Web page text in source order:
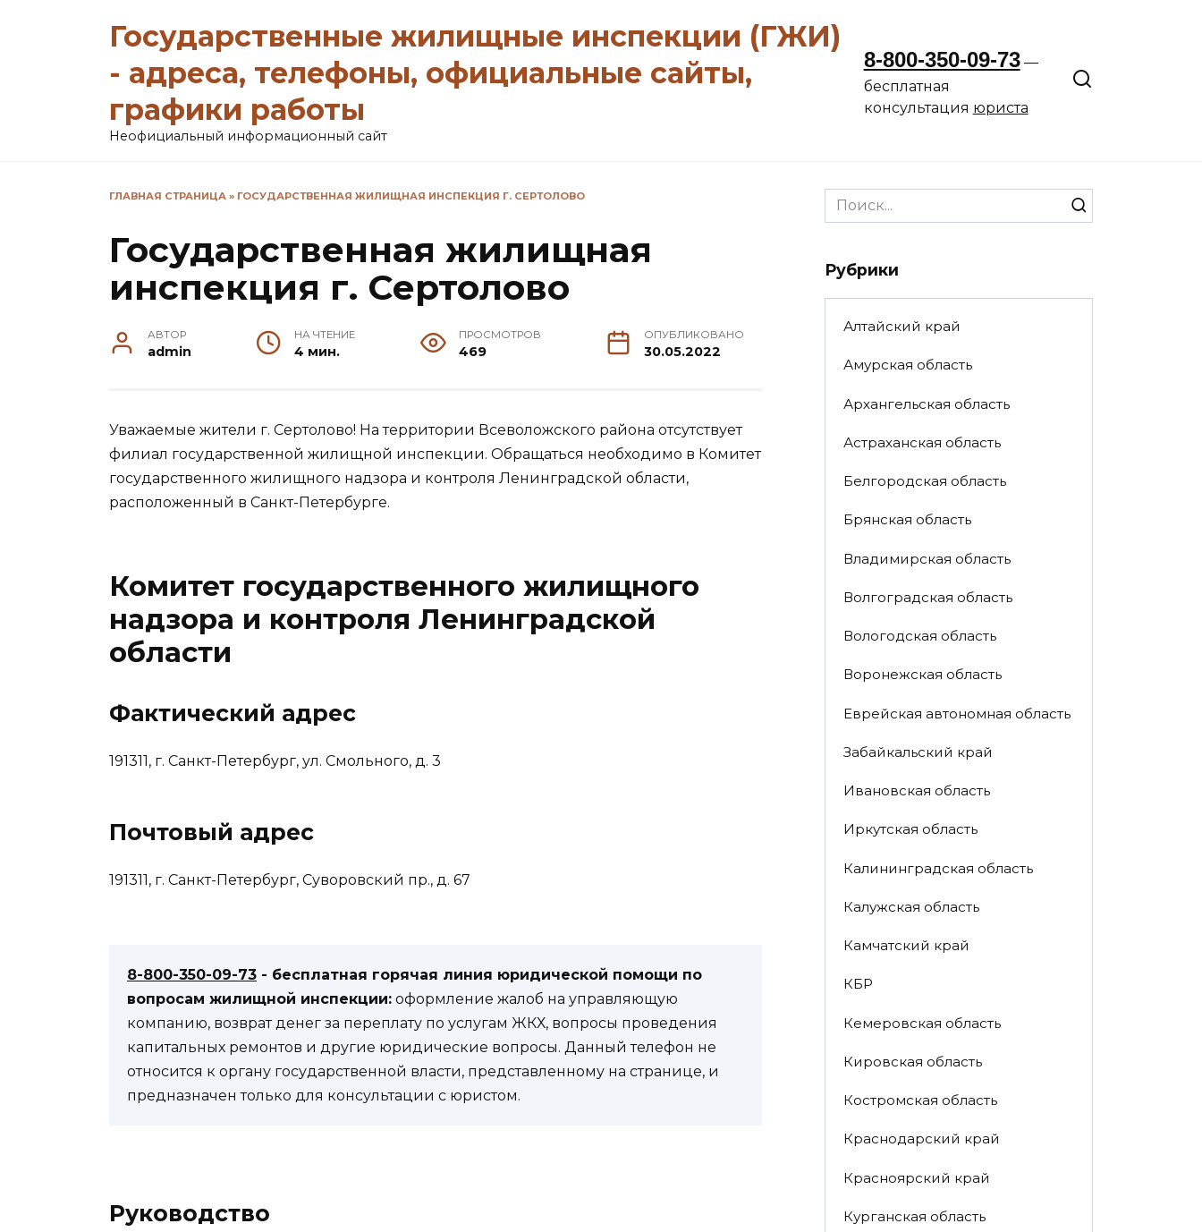
Государственные жилищные инспекции (ГЖИ)
- адреса, телефоны, официальные сайты,
графики работы
Неофициальный информационный сайт
8-800-350-09-73—
бесплатная
консультация юриста
ГЛАВНАЯ СТРАНИЦА » ГОСУДАРСТВЕННАЯ ЖИЛИЩНАЯ ИНСПЕКЦИЯ Г. СЕРТОЛОВО
Государственная жилищная
инспекция г. Сертолово
АВТОР
admin
НА ЧТЕНИЕ
4 мин.
ПРОСМОТРОВ
469
ОПУБЛИКОВАНО
30.05.2022
Уважаемые жители г. Сертолово! На территории Всеволожского района отсутствует
филиал государственной жилищной инспекции. Обращаться необходимо в Комитет
государственного жилищного надзора и контроля Ленинградской области,
расположенный в Санкт-Петербурге.
Комитет государственного жилищного
надзора и контроля Ленинградской
области
Фактический адрес
191311, г. Санкт-Петербург, ул. Смольного, д. 3
Почтовый адрес
191311, г. Санкт-Петербург, Суворовский пр., д. 67
8-800-350-09-73 - бесплатная горячая линия юридической помощи по
вопросам жилищной инспекции: оформление жалоб на управляющую
компанию, возврат денег за переплату по услугам ЖКХ, вопросы проведения
капитальных ремонтов и другие юридические вопросы. Данный телефон не
относится к органу государственной власти, представленному на странице, и
предназначен только для консультации с юристом.
Руководство
Search
for:
Рубрики
Алтайский край
Амурская область
Архангельская область
Астраханская область
Белгородская область
Брянская область
Владимирская область
Волгоградская область
Вологодская область
Воронежская область
Еврейская автономная область
Забайкальский край
Ивановская область
Иркутская область
Калининградская область
Калужская область
Камчатский край
КБР
Кемеровская область
Кировская область
Костромская область
Краснодарский край
Красноярский край
Курганская область